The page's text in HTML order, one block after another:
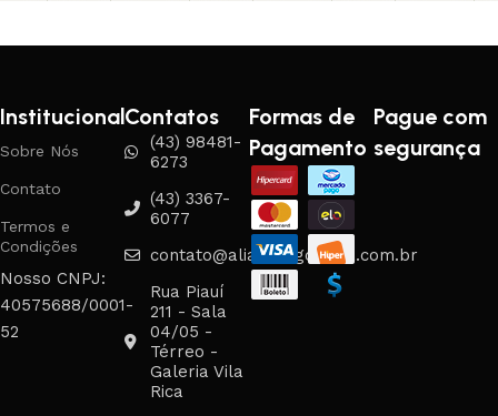
Institucional
Sobre Nós
Contato
Termos e
Condições
Nosso CNPJ:
40575688/0001-
52
Contatos
(43) 98481-
6273
(43) 3367-
6077
contato@aliancasgouveia.com.br
Rua Piauí
211 - Sala
04/05 -
Térreo -
Galeria Vila
Rica
Formas de
Pagamento
Pague com
segurança